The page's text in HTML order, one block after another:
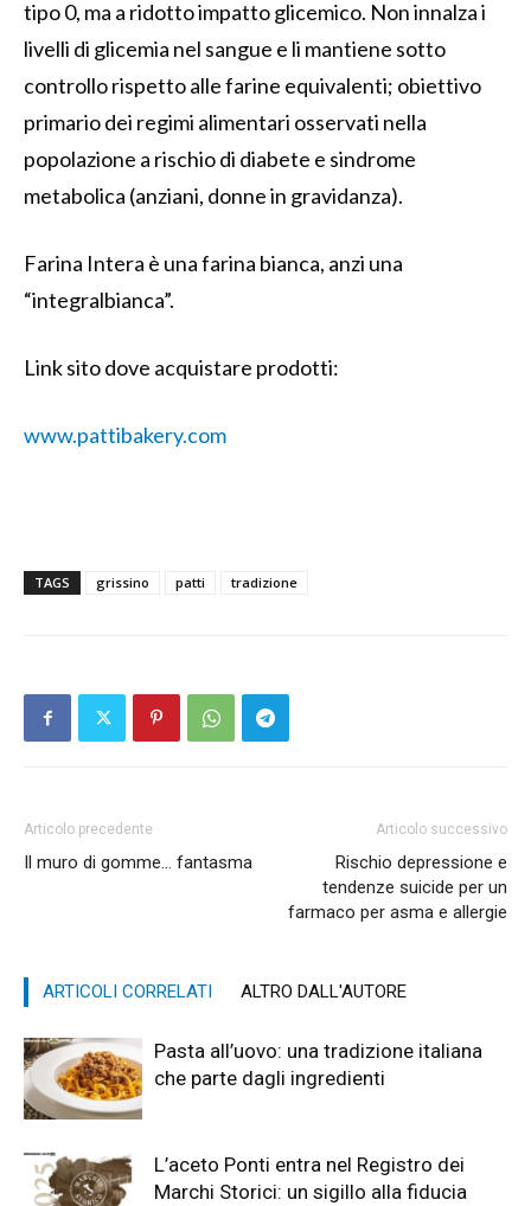
tipo 0, ma a ridotto impatto glicemico. Non innalza i
livelli di glicemia nel sangue e li mantiene sotto
controllo rispetto alle farine equivalenti; obiettivo
primario dei regimi alimentari osservati nella
popolazione a rischio di diabete e sindrome
metabolica (anziani, donne in gravidanza).
Farina Intera è una farina bianca, anzi una
“integralbianca”.
Link sito dove acquistare prodotti:
www.pattibakery.com
TAGS grissino patti tradizione
Articolo precedente
Il muro di gomme… fantasma
Articolo successivo
Rischio depressione e
tendenze suicide per un
farmaco per asma e allergie
ARTICOLI CORRELATI ALTRO DALL'AUTORE
Pasta all’uovo: una tradizione italiana
che parte dagli ingredienti
L’aceto Ponti entra nel Registro dei
Marchi Storici: un sigillo alla fiducia